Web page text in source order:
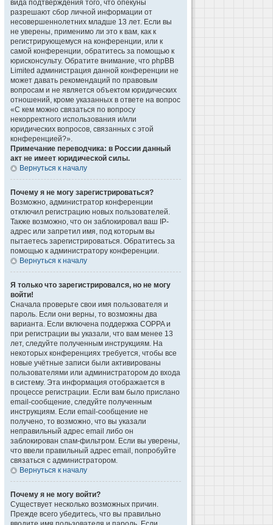
вида подтверждения того, что опекуны
разрешают сбор личной информации от
несовершеннолетних младше 13 лет. Если вы
не уверены, применимо ли это к вам, как к
регистрирующемуся на конференции, или к
самой конференции, обратитесь за помощью к
юрисконсульту. Обратите внимание, что phpBB
Limited администрация данной конференции не
может давать рекомендаций по правовым
вопросам и не является объектом юридических
отношений, кроме указанных в ответе на вопрос
«С кем можно связаться по вопросу
некорректного использования и/или
юридических вопросов, связанных с этой
конференцией?».
Примечание переводчика: в России данный
акт не имеет юридической силы.
Вернуться к началу
Почему я не могу зарегистрироваться?
Возможно, администратор конференции
отключил регистрацию новых пользователей.
Также возможно, что он заблокировал ваш IP-
адрес или запретил имя, под которым вы
пытаетесь зарегистрироваться. Обратитесь за
помощью к администратору конференции.
Вернуться к началу
Я только что зарегистрировался, но не могу
войти!
Сначала проверьте свои имя пользователя и
пароль. Если они верны, то возможны два
варианта. Если включена поддержка COPPA и
при регистрации вы указали, что вам менее 13
лет, следуйте полученным инструкциям. На
некоторых конференциях требуется, чтобы все
новые учётные записи были активированы
пользователями или администратором до входа
в систему. Эта информация отображается в
процессе регистрации. Если вам было прислано
email-сообщение, следуйте полученным
инструкциям. Если email-сообщение не
получено, то возможно, что вы указали
неправильный адрес email либо он
заблокирован спам-фильтром. Если вы уверены,
что ввели правильный адрес email, попробуйте
связаться с администратором.
Вернуться к началу
Почему я не могу войти?
Существует несколько возможных причин.
Прежде всего убедитесь, что вы правильно